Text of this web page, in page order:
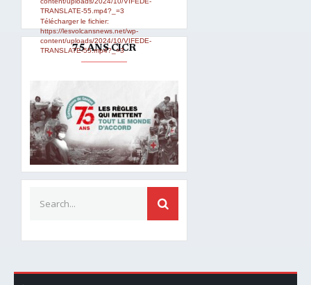
TRANSLATE-55.mp4?_=3
Télécharger le fichier:
https://lesvolcansnews.net/wp-
content/uploads/2024/10/VIFEDE-
TRANSLATE-55.mp4?_=3
75 ANS CICR